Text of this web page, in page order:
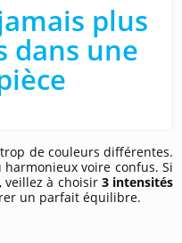
plus
dans une
de couleurs différentes.
voire confus. Si
veillez à choisir 3 intensités
un parfait équilibre.